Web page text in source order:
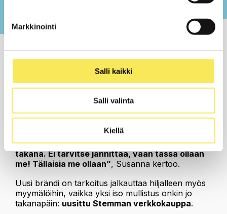
Markkinointi
Salli kaikki
Salli valinta
Kiellä
"Ei tarvitse jännittää, vaan tässä
ollaan me"
“Kun kaikki on todellista, rehellistä ja oikeasti
totta, voi seistä ylpeänä näiden asioiden
takana. Ei tarvitse jännittää, vaan tässä ollaan
me! Tällaisia me ollaan”, Susanna kertoo.
Uusi brändi on tarkoitus jalkauttaa hiljalleen myös
myymälöihin, vaikka yksi iso mullistus onkin jo
takanapäin: uusittu Stemman verkkokauppa.